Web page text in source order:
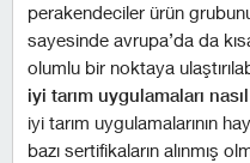
perakendeciler ürün
sayesinde avrupa’da da
olumlu bir noktaya
i̇yi tarım uygulamaları nasıl
i̇yi tarım uygulamalarının
bazı sertifikaların alınmış